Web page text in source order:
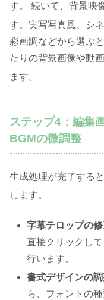
す。 続いて、背景映
す。実写写真風、シ
彩画調などから選ぶ
たりの背景画像や動
ます。
ステップ4：編集
BGMの微調整
生成処理が完了する
します。
字幕テロップの
直接クリックし
行います。
書式デザインの
ら、フォントの